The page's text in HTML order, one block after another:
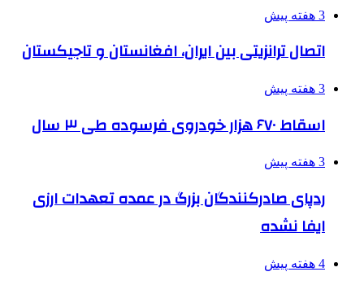
3 هفته پیش
اتصال ترانزیتی بین ایران، افغانستان و تاجیکستان
3 هفته پیش
اسقاط ۶۷۰ هزار خودروی فرسوده طی ۳ سال
3 هفته پیش
ردپای صادرکنندگان بزرگ در عمده تعهدات ارزی
ایفا نشده
4 هفته پیش